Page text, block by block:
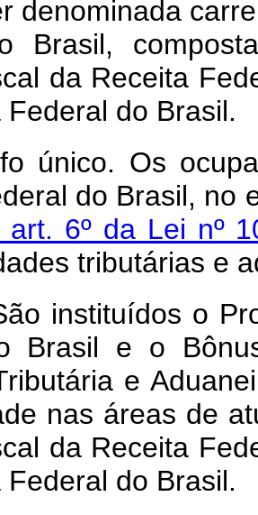
denominada
Brasil,
da Receita
Federal do
único. Os
do Brasil, no
art. 6º da Lei nº
tributárias e
instituídos o
Brasil e o
e
nas áreas de
da Receita
do Brasil.